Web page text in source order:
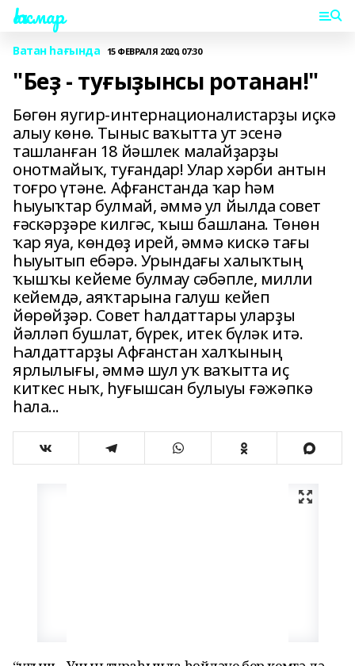
Һаҡмар
Ватан һағында 15 ФЕВРАЛЯ 2020, 07:30
"Беҙ - туғыҙынсы ротанан!"
Бөгөн яугир-интернационалистарҙы иҫкә
алыу көнө. Тыныс ваҡытта ут эсенә
ташланған 18 йәшлек малайҙарҙы
онотмайыҡ, туғандар! Улар хәрби антын
тоғро үтәне. Афғанстанда ҡар һәм
һыуыҡтар булмай, әммә ул йылда совет
ғәскәрҙәре килгәс, ҡыш башлана. Төнөн
ҡар яуа, көндөҙ ирей, әммә кискә тағы
һыуытып ебәрә. Урындағы халыҡтың
ҡышҡы кейеме булмау сәбәпле, милли
кейемдә, аяҡтарына галуш кейеп
йөрөйҙәр. Совет һалдаттары уларҙы
йәлләп бушлат, бүрек, итек бүләк итә.
Һалдаттарҙы Афғанстан халҡының
ярлылығы, әммә шул уҡ ваҡытта иҫ
киткес ныҡ, һуғышсан булыуы ғәжәпкә
һала...